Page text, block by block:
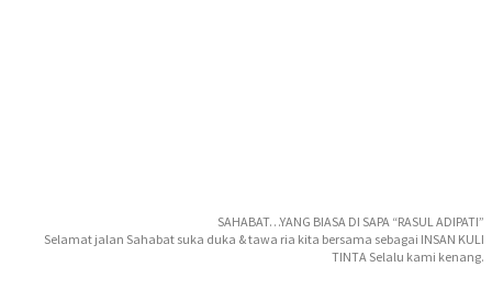
SAHABAT…YANG BIASA DI SAPA “RASUL ADIPATI”
Selamat jalan Sahabat suka duka & tawa ria kita bersama sebagai INSAN KULI
TINTA Selalu kami kenang.